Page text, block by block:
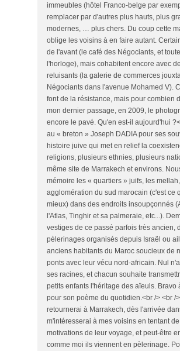
immeubles (hôtel Franco-belge par
remplacer par d'autres plus hauts, plus
modernes, … plus chers. Du coup cette
oblige les voisins à en faire autant.
de l'avant (le café des Négociants, et
l'horloge), mais cohabitent encore avec
reluisants (la galerie de commerces
Négociants dans l'avenue Mohamed V).
font de la résistance, mais pour combien
mon dernier passage, en 2009, le
encore le pavé. Qu'en est-il aujourd'hui
au « breton » Joseph DADIA pour ses
histoire juive qui met en relief la
religions, plusieurs ethnies, plusieurs
même site de Marrakech et environs.
mémoire les « quartiers » juifs, les
agglomération du sud marocain (c'est ce
mieux) dans des endroits insoupçonnés
l'Atlas, Tinghir et sa palmeraie, etc...).
vestiges de ce passé parfois très ancien,
pèlerinages organisés depuis Israël ou
anciens habitants du Maroc soucieux de
ponts avec leur vécu nord-africain. Nul
ses racines, et chacun souhaite
petits enfants l'héritage des aïeuls. Bravo
pour son poème du quotidien.<br /> <br /
retournerai à Marrakech, dès l'arrivée
m'intéresserai à mes voisins en tentant
motivations de leur voyage, et peut-être
comme moi ils viennent en pèlerinage.